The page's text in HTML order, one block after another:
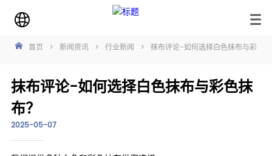
首页 > 新闻资讯 > 行业新闻 > 抹布评论-如何选择白色抹布与彩色
抹布评论-如何选择白色抹布与彩色抹
布？
2025-05-07